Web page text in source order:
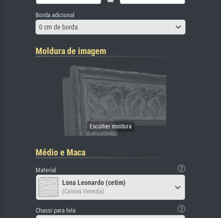
Borda adicional
0 cm de borda
Moldura de imagem
Médio e Maca
Material
Lona Leonardo (cetim)
(Canvas Venezia)
Chassi para tela